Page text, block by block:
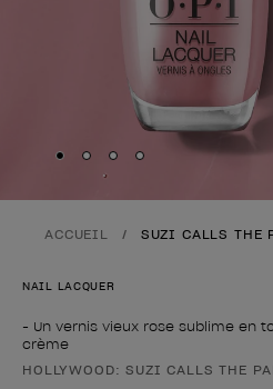
Skip to slide
Skip to slide
Skip to slide
Skip to slide
ACCUEIL SUZI CALLS THE
NAIL LACQUER
- Un vernis vieux rose sublime en
crème
Forme du produit
HOLLYWOOD: SUZI CALLS THE